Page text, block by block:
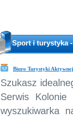
Sport i turystyka
Biuro Turystyki
Szukasz
Serwis
wyszukiwarka